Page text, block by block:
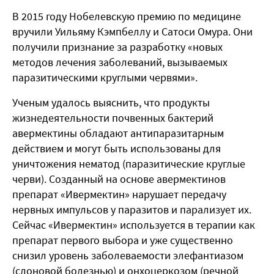
В 2015 году Нобелевскую премию по медицине
вручили Уильяму Кэмпбеллу и Сатоси Омура. Они
получили признание за разработку «новых
методов лечения заболеваний, вызываемых
паразитическими круглыми червями».
Ученым удалось выяснить, что продукты
жизнедеятельности почвенных бактерий
авермектины обладают антипаразитарным
действием и могут быть использованы для
уничтожения нематод (паразитические круглые
черви). Созданный на основе авермектинов
препарат «Ивермектин» нарушает передачу
нервных импульсов у паразитов и парализует их.
Сейчас «Ивермектин» используется в терапии как
препарат первого выбора и уже существенно
снизил уровень заболеваемости элефантиазом
(слоновой болезнью) и онхоцеркозом (речной